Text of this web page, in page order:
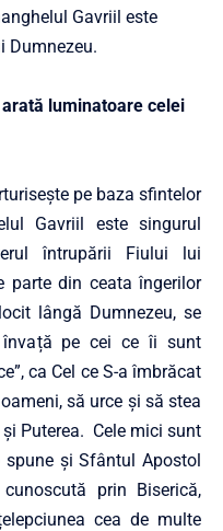
Gavriil este
Dumnezeu.
luminatoare celei
pe baza sfintelor
Gavriil este singurul
întrupării Fiului lui
parte din ceata îngerilor
lângă Dumnezeu, se
pe cei ce îi sunt
ca Cel ce S-a îmbrăcat
să urce și să stea
Puterea. Cele mici sunt
și Sfântul Apostol
prin Biserică,
cea de multe